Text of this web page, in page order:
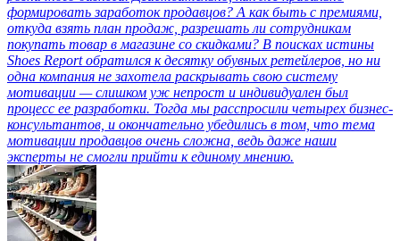
формировать заработок продавцов? А как быть с премиями,
откуда взять план продаж, разрешать ли сотрудникам
покупать товар в магазине со скидками? В поисках истины
Shoes Report обратился к десятку обувных ретейлеров, но ни
одна компания не захотела раскрывать свою систему
мотивации — слишком уж непрост и индивидуален был
процесс ее разработки. Тогда мы расспросили четырех бизнес-
консультантов, и окончательно убедились в том, что тема
мотивации продавцов очень сложна, ведь даже наши
эксперты не смогли прийти к единому мнению.